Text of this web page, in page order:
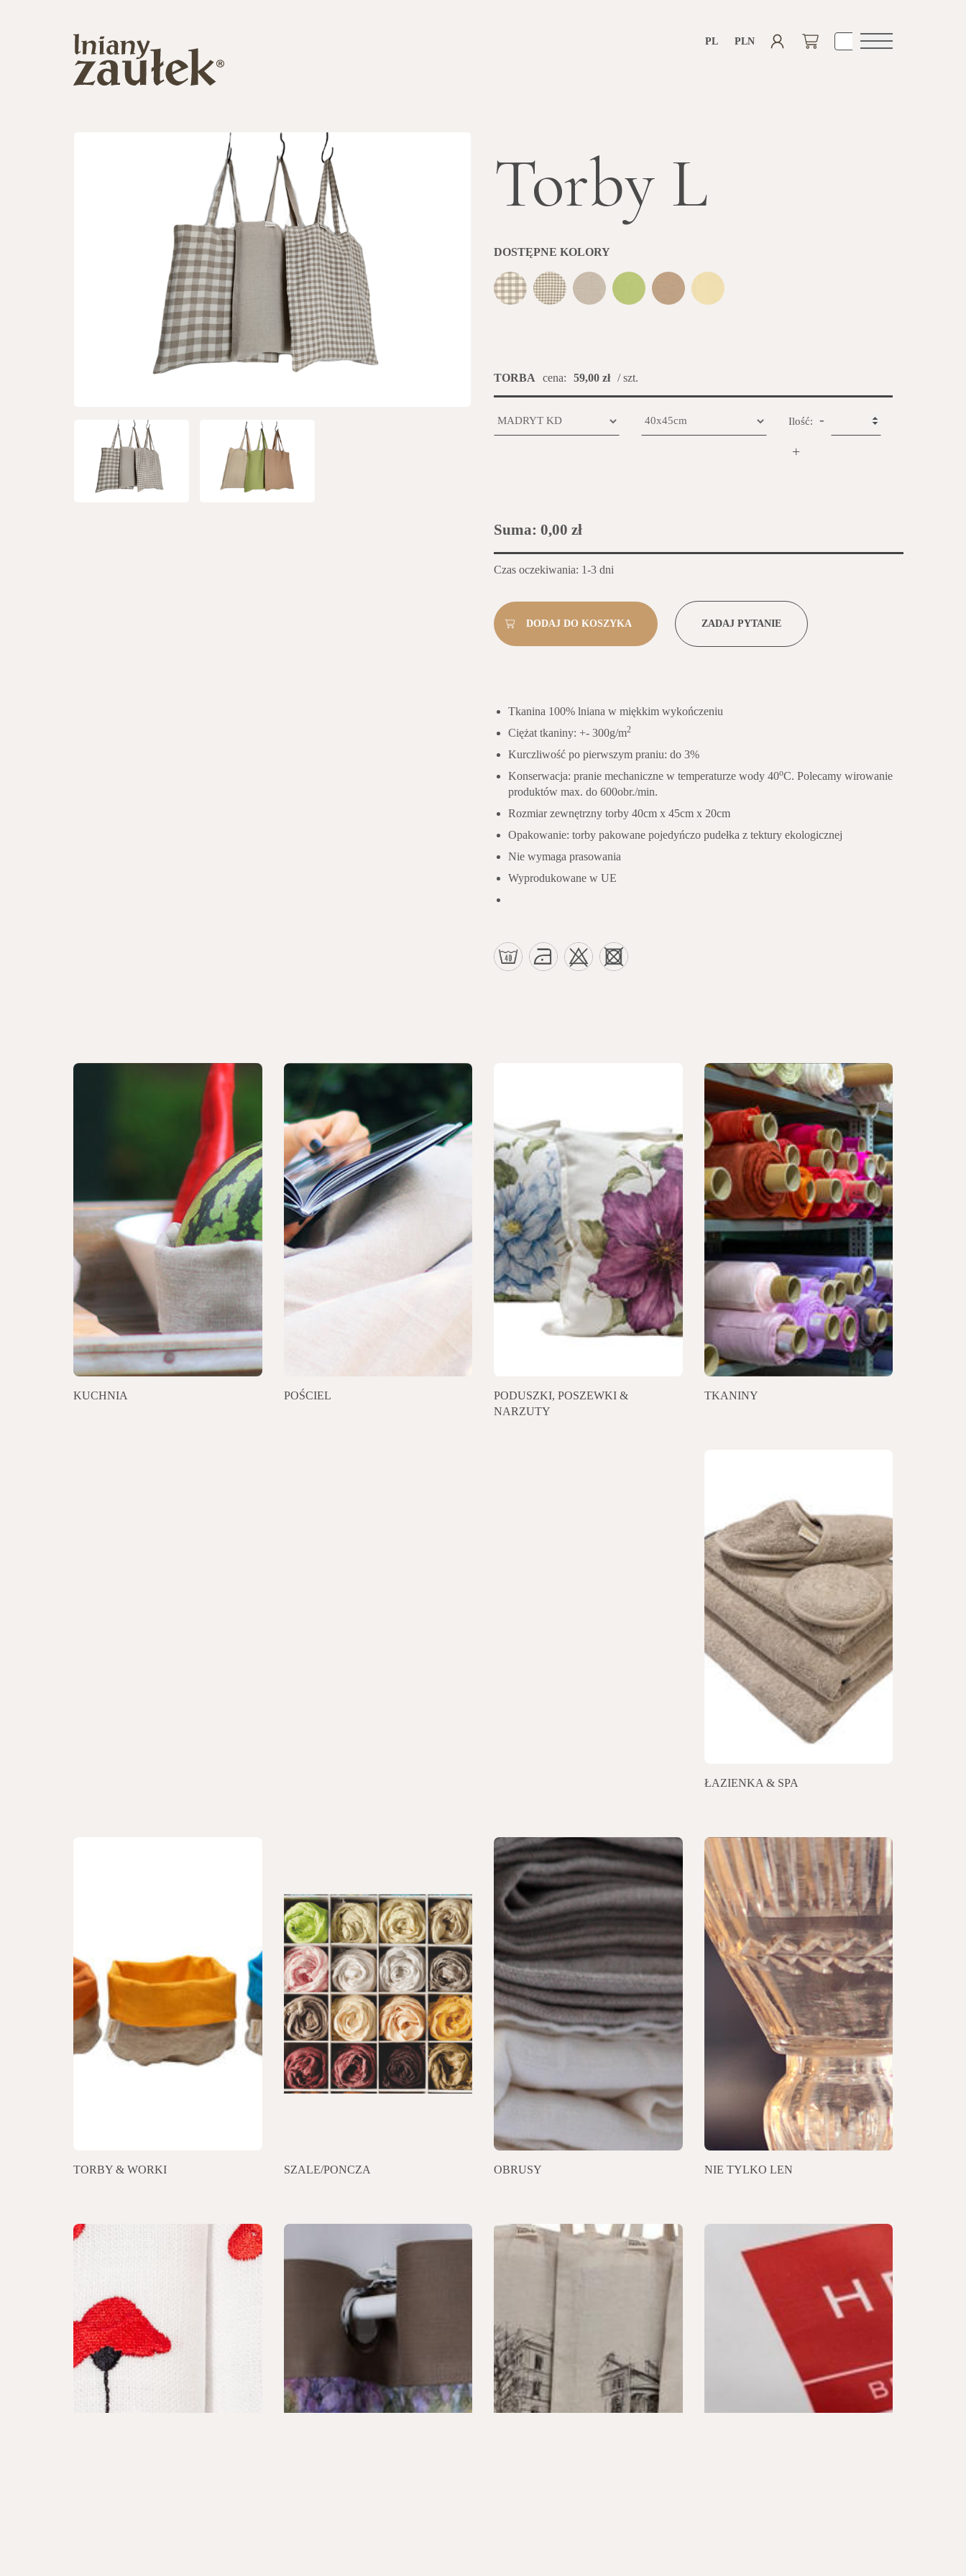
Otwórz
PLN
PL
Torby L
DOSTĘPNE KOLORY
TORBA cena: 59,00 zł / szt.
Ilość: -
+
Suma: 0,00 zł
Czas oczekiwania: 1-3 dni
ZADAJ PYTANIE
Tkanina 100% lniana w miękkim wykończeniu
Ciężat tkaniny: +- 300g/m2
Kurczliwość po pierwszym praniu: do 3%
Konserwacja: pranie mechaniczne w temperaturze wody 40oC. Polecamy wirowanie
produktów max. do 600obr./min.
Rozmiar zewnętrzny torby 40cm x 45cm x 20cm
Opakowanie: torby pakowane pojedyńczo pudełka z tektury ekologicznej
Nie wymaga prasowania
Wyprodukowane w UE
KUCHNIA POŚCIEL
PODUSZKI, POSZEWKI &
NARZUTY
TKANINY
ŁAZIENKA & SPA
TORBY & WORKI SZALE/PONCZA OBRUSY NIE TYLKO LEN